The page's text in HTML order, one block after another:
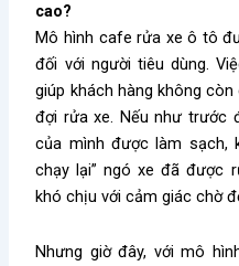
cao?
Mô hình cafe rửa xe ô tô
đối với người tiêu dùng.
giúp khách hàng không
đợi rửa xe. Nếu như trước
của mình được làm sạch,
chạy lại” ngó xe đã được
khó chịu với cảm giác chờ
Nhưng giờ đây, với mô